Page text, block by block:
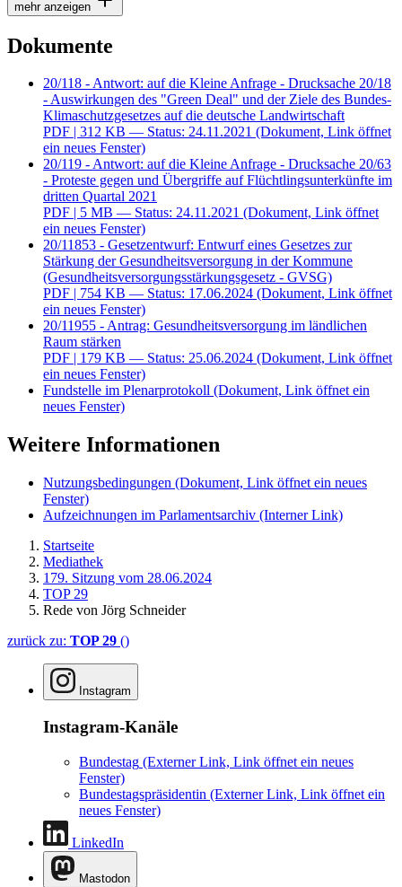
mehr anzeigen
Dokumente
20/118 - Antwort: auf die Kleine Anfrage - Drucksache 20/18
- Auswirkungen des "Green Deal" und der Ziele des Bundes-
Klimaschutzgesetzes auf die deutsche Landwirtschaft
PDF | 312 KB — Status: 24.11.2021 (Dokument, Link öffnet
ein neues Fenster)
20/119 - Antwort: auf die Kleine Anfrage - Drucksache 20/63
- Proteste gegen und Übergriffe auf Flüchtlingsunterkünfte im
dritten Quartal 2021
PDF | 5 MB — Status: 24.11.2021 (Dokument, Link öffnet
ein neues Fenster)
20/11853 - Gesetzentwurf: Entwurf eines Gesetzes zur
Stärkung der Gesundheitsversorgung in der Kommune
(Gesundheitsversorgungsstärkungsgesetz - GVSG)
PDF | 754 KB — Status: 17.06.2024 (Dokument, Link öffnet
ein neues Fenster)
20/11955 - Antrag: Gesundheitsversorgung im ländlichen
Raum stärken
PDF | 179 KB — Status: 25.06.2024 (Dokument, Link öffnet
ein neues Fenster)
Fundstelle im Plenarprotokoll (Dokument, Link öffnet ein
neues Fenster)
Weitere Informationen
Nutzungsbedingungen (Dokument, Link öffnet ein neues
Fenster)
Aufzeichnungen im Parlamentsarchiv (Interner Link)
Startseite
Mediathek
179. Sitzung vom 28.06.2024
TOP 29
Rede von Jörg Schneider
zurück zu: TOP 29 ()
Instagram
Instagram-Kanäle
Bundestag (Externer Link, Link öffnet ein neues
Fenster)
Bundestagspräsidentin (Externer Link, Link öffnet ein
neues Fenster)
LinkedIn
Mastodon